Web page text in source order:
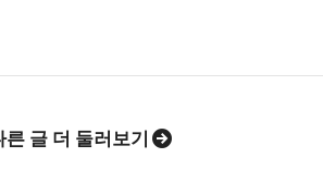
켜서 거기에다 모 과자이름까지
른 글 더 둘러보기